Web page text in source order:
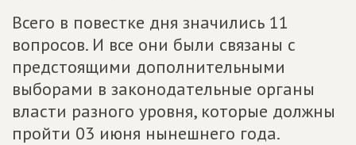
Всего в повестке дня значились 11
вопросов. И все они были связаны с
предстоящими дополнительными
выборами в законодательные органы
власти разного уровня, которые должны
пройти 03 июня нынешнего года.